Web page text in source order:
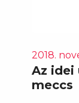
2018.
Az idei
meccs